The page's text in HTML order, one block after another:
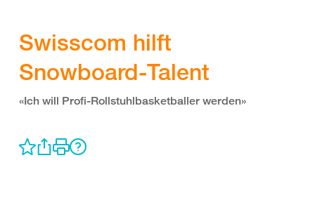
Swisscom hilft
Snowboard-Talent
«Ich will Profi-Rollstuhlbasketballer werden»